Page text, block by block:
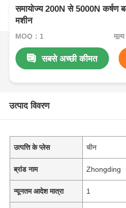
समायोज्य 200N से 5000N कर्षण
मशीन
MOQ：1 मूल्य
सबसे अच्छी कीमत
उत्पाद विवरण
उत्पत्ति के प्लेस चीन
ब्रांड नाम Zhongding
न्यूनतम आदेश मात्रा 1